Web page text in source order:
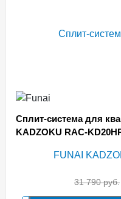
Сплит-система для
KADZOKU RAC-
31 790руб.